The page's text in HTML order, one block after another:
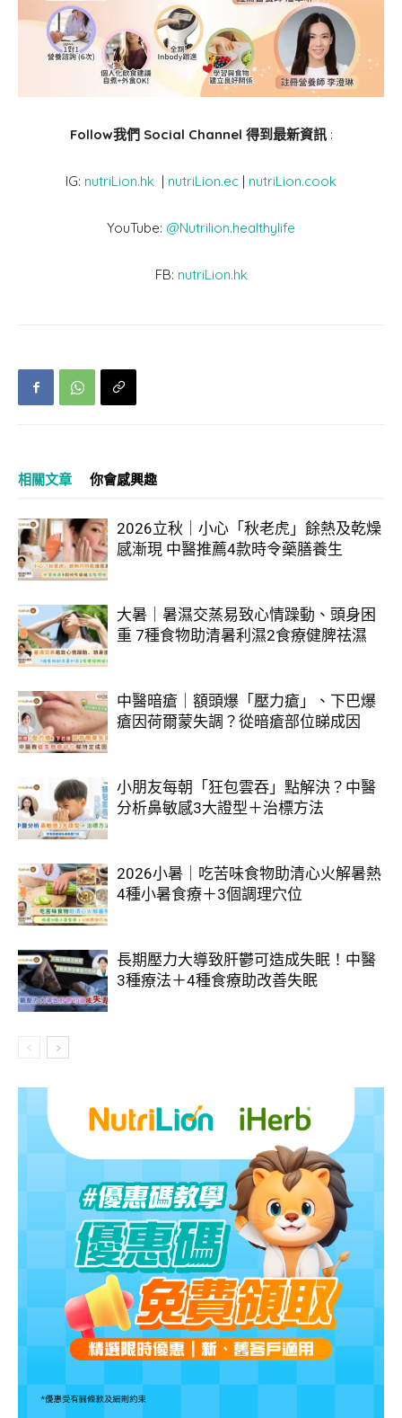
Follow我們 Social Channel 得到最新資訊:
IG: nutriLion.hk | nutriLion.ec | nutriLion.cook
YouTube: @Nutrilion.healthylife
FB: nutriLion.hk
相關文章 你會感興趣
2026立秋｜小心「秋老虎」餘熱及乾燥
感漸現 中醫推薦4款時令藥膳養生
大暑｜暑濕交蒸易致心情躁動、頭身困
重 7種食物助清暑利濕2食療健脾祛濕
中醫暗瘡｜額頭爆「壓力瘡」、下巴爆
瘡因荷爾蒙失調？從暗瘡部位睇成因
小朋友每朝「狂包雲吞」點解決？中醫
分析鼻敏感3大證型＋治標方法
2026小暑｜吃苦味食物助清心火解暑熱
4種小暑食療＋3個調理穴位
長期壓力大導致肝鬱可造成失眠！中醫
3種療法＋4種食療助改善失眠